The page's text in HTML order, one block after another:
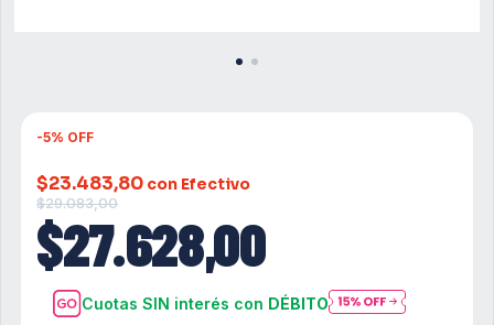
-5% OFF
$27.628,00
$29.083,00
$23.483,80 con Efectivo
Cuotas SIN interés con DÉBITO